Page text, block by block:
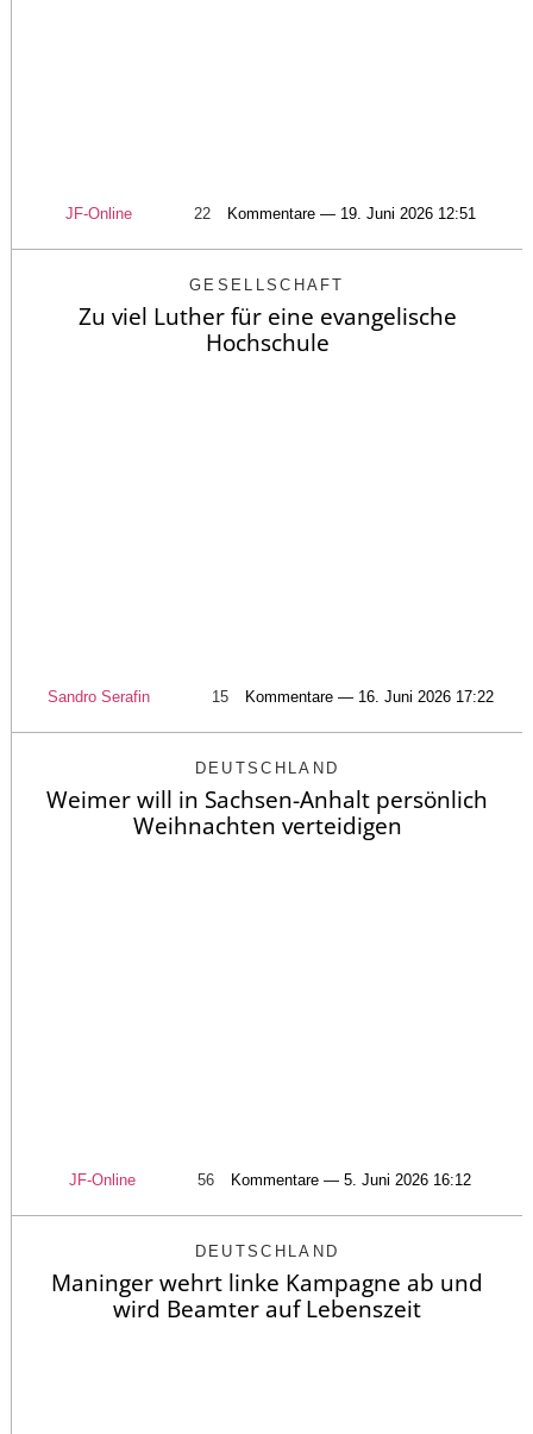
JF-Online 22 Kommentare — 19. Juni 2026 12:51
GESELLSCHAFT
Zu viel Luther für eine evangelische
Hochschule
Sandro Serafin 15 Kommentare — 16. Juni 2026 17:22
DEUTSCHLAND
Weimer will in Sachsen-Anhalt persönlich
Weihnachten verteidigen
JF-Online 56 Kommentare — 5. Juni 2026 16:12
DEUTSCHLAND
Maninger wehrt linke Kampagne ab und
wird Beamter auf Lebenszeit